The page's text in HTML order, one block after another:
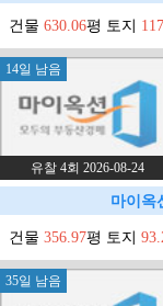
건물 630.06평 토지
14일 남음
유찰 4회 2026-08-24
마이옥
건물 356.97평 토지
35일 남음